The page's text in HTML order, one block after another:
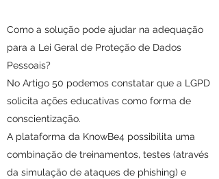
Como a solução pode ajudar na adequação
para a Lei Geral de Proteção de Dados
Pessoais?
No Artigo 50 podemos constatar que a LGPD
solicita ações educativas como forma de
conscientização.
A plataforma da KnowBe4 possibilita uma
combinação de treinamentos, testes (através
da simulação de ataques de phishing) e